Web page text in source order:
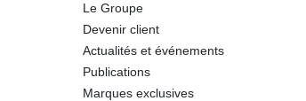
Le Groupe
Devenir client
Actualités et événements
Publications
Marques exclusives